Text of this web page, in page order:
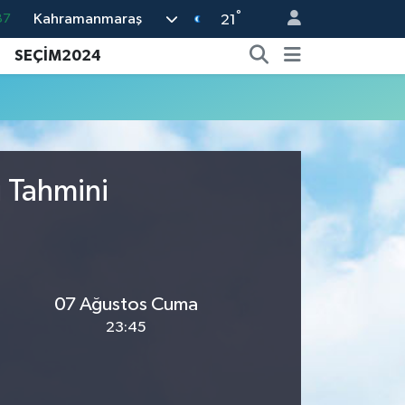
Kahramanmaraş 21 °
SEÇİM2024
Tahmini
07 Ağustos Cuma
23:45